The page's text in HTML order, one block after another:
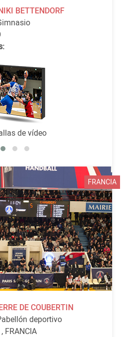
BETTENDORF
de vídeo
DE COUBERTIN
deportivo
, FRANCIA
FRANCIA